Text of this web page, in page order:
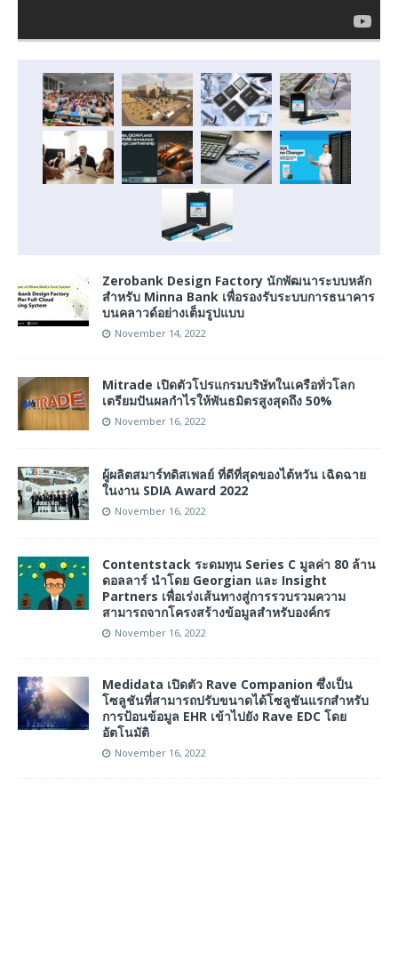
Zerobank Design Factory นักพัฒนาระบบหลัก
สำหรับ Minna Bank เพื่อรองรับระบบการธนาคาร
บนคลาวด์อย่างเต็มรูปแบบ
November 14, 2022
Mitrade เปิดตัวโปรแกรมบริษัทในเครือทั่วโลก
เตรียมปันผลกำไรให้พันธมิตรสูงสุดถึง 50%
November 16, 2022
ผู้ผลิตสมาร์ทดิสเพลย์ ที่ดีที่สุดของไต้หวัน เฉิดฉาย
ในงาน SDIA Award 2022
November 16, 2022
Contentstack ระดมทุน Series C มูลค่า 80 ล้าน
ดอลลาร์ นำโดย Georgian และ Insight
Partners เพื่อเร่งเส้นทางสู่การรวบรวมความ
สามารถจากโครงสร้างข้อมูลสำหรับองค์กร
November 16, 2022
Medidata เปิดตัว Rave Companion ซึ่งเป็น
โซลูชันที่สามารถปรับขนาดได้โซลูชันแรกสำหรับ
การป้อนข้อมูล EHR เข้าไปยัง Rave EDC โดย
อัตโนมัติ
November 16, 2022